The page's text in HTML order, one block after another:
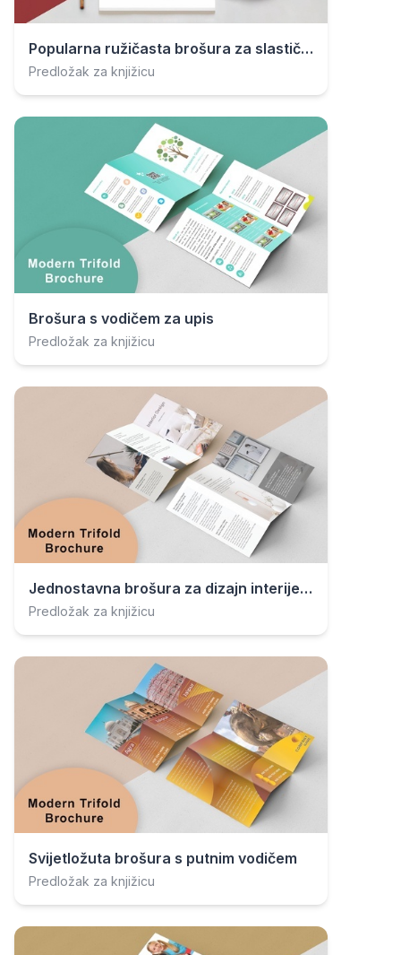
Popularna ružičasta brošura za slastičarnicu
Predložak za knjižicu
Brošura s vodičem za upis
Predložak za knjižicu
Jednostavna brošura za dizajn interijera
Predložak za knjižicu
Svijetložuta brošura s putnim vodičem
Predložak za knjižicu